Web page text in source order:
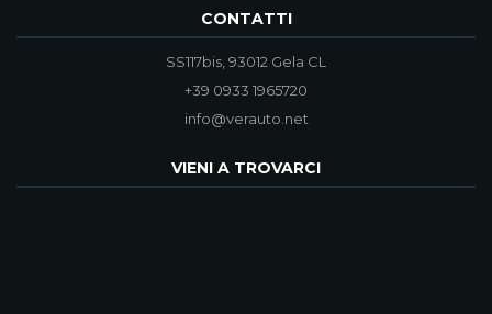
CONTATTI
SS117bis, 93012 Gela CL
+39 0933 1965720
info@verauto.net
VIENI A TROVARCI